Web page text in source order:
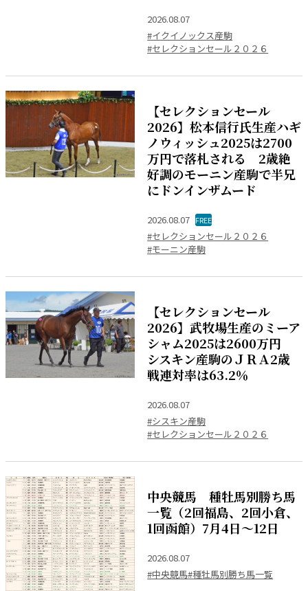
2026.08.07
#イクイノックス産駒
#セレクションセール２０２６
【セレクションセール
2026】松本信行氏生産ハギ
ノウィッシュ2025は2700
万円で落札される 2歳絶
好調のモーニン産駒で半兄
にドンインザムード
2026.08.07 FREE
#セレクションセール２０２６
#モーニン産駒
【セレクションセール
2026】武牧場生産のミーア
シャム2025は2600万円
シスキン産駒のＪＲＡ2歳
戦連対率は63.2％
2026.08.07
#シスキン産駒
#セレクションセール２０２６
中央競馬 種牡馬別勝ち馬
一覧（2回福島、2回小倉、
1回函館）7月4日～12日
2026.08.07
#中央競馬#種牡馬別勝ち馬一覧